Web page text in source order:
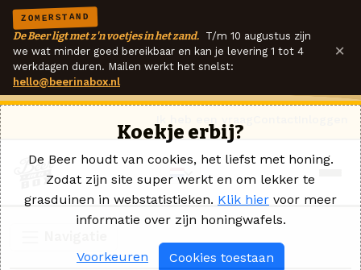
ZOMERSTAND
De Beer ligt met z'n voetjes in het zand. T/m 10 augustus zijn
we wat minder goed bereikbaar en kan je levering 1 tot 4
werkdagen duren. Mailen werkt het snelst:
hello@beerinabox.nl
×
Koekje erbij?
De Beer houdt van cookies, het liefst met honing.
Zodat zijn site super werkt en om lekker te
grasduinen in webstatistieken. Klik hier voor meer
informatie over zijn honingwafels.
Voorkeuren Cookies toestaan